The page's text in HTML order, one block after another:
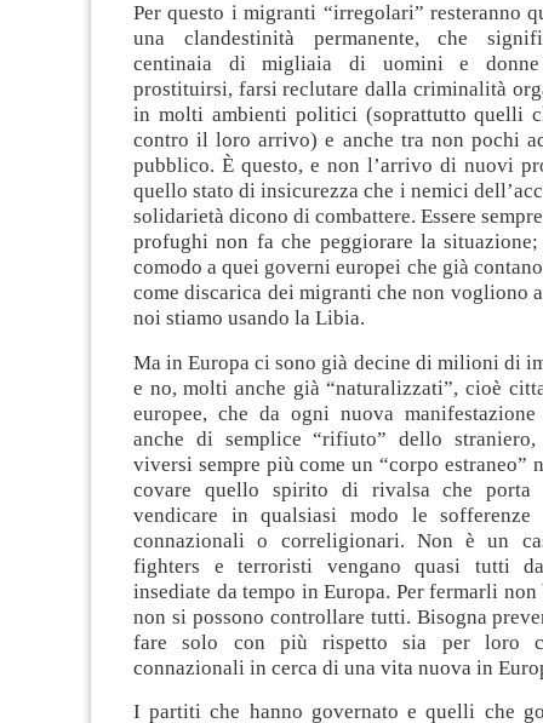
Per questo i migranti “irregolari” resteranno
una clandestinità permanente, che
centinaia di migliaia di uomini e donne
prostituirsi, farsi reclutare dalla criminalità
in molti ambienti politici (soprattutto quelli
contro il loro arrivo) e anche tra non pochi
pubblico. È questo, e non l’arrivo di nuovi
quello stato di insicurezza che i nemici
solidarietà dicono di combattere. Essere
profughi non fa che peggiorare la
comodo a quei governi europei che già
come discarica dei migranti che non vogliono
noi stiamo usando la Libia.
Ma in Europa ci sono già decine di milioni di
e no, molti anche già “naturalizzati”, cioè
europee, che da ogni nuova
anche di semplice “rifiuto” dello
viversi sempre più come un “corpo estraneo”
covare quello spirito di rivalsa che
vendicare in qualsiasi modo le
connazionali o correligionari. Non è un
fighters e terroristi vengano quasi tutti
insediate da tempo in Europa. Per fermarli
non si possono controllare tutti. Bisogna
fare solo con più rispetto sia per loro
connazionali in cerca di una vita nuova in
I partiti che hanno governato e quelli che